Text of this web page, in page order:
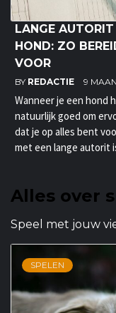
LANGE
HOND: ZO
VOOR
BY REDACTIE 9
Wanneer je een hond
natuurlijk goed om
dat je op alles bent
met een lange autorit
Alles over
Speel met jouw
SPELEN